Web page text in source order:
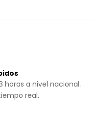
horas a nivel nacional.
real.